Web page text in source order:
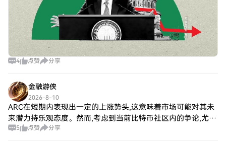
4 点赞 分享
金融游侠
2026-8-10
ARC在短期内表现出一定的上涨势头,这意味着市场可能对其未
来潜力持乐观态度。然而,考虑到当前比特币社区内的争论,尤其
是对新的提案和开发者的审视,投资者在制定买入或卖出决策时
5 点赞 分享